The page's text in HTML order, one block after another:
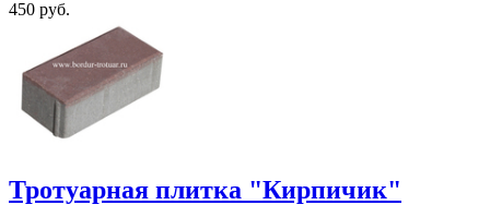
450 руб.
Тротуарная плитка "Кирпичик"